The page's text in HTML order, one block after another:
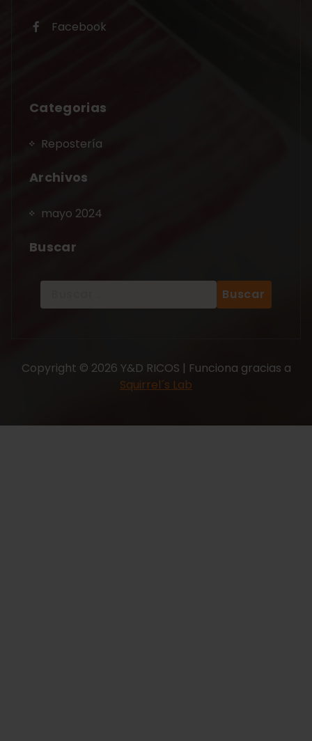
Facebook
Categorias
Repostería
Archivos
mayo 2024
Buscar
Copyright © 2026 Y&D RICOS | Funciona gracias a
Squirrel´s Lab